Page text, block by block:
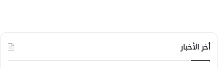
أخر الأخبار